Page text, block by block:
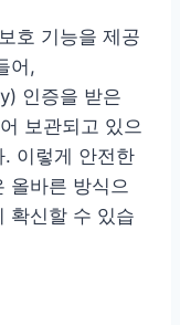
호 기능을 제공
어,
인증을 받은
보관되고 있으
이렇게 안전한
올바른 방식으
확신할 수 있습